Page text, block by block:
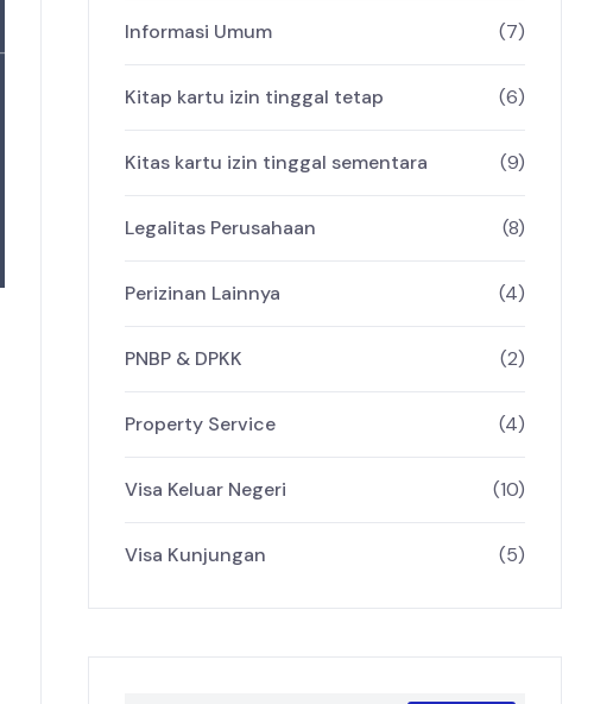
Informasi Umum (7)
Kitap kartu izin tinggal tetap (6)
Kitas kartu izin tinggal sementara (9)
Legalitas Perusahaan (8)
Perizinan Lainnya (4)
PNBP & DPKK (2)
Property Service (4)
Visa Keluar Negeri (10)
Visa Kunjungan (5)